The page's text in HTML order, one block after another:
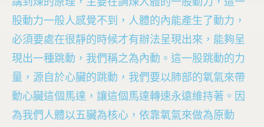
股動力一般人感覺不到，人體的內能產生了動力，
必須要處在很靜的時候才有辦法呈現出來，能夠呈
現出一種跳動，我們稱之為內動。這一股跳動的力
量，源自於心臟的跳動，我們要以肺部的氧氣來帶
動心臟這個馬達，讓這個馬達轉速永遠維持著。因
為我們人體以五臟為核心，依靠氧氣來做為原動